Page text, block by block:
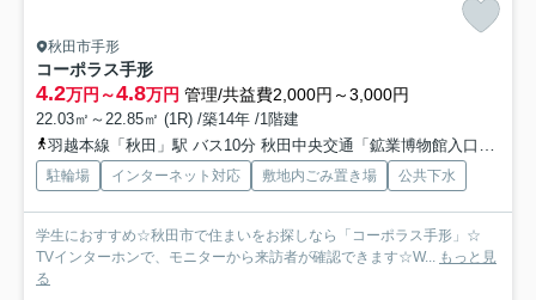
秋田市手形
コーポラス手形
4.2万円～4.8万円 管理/共益費2,000円～3,000円
22.03㎡～22.85㎡ (1R) /築14年 /1階建
羽越本線「秋田」駅 バス10分 秋田中央交通「鉱業博物館入口」 停歩3分
駐輪場 インターネット対応 敷地内ごみ置き場 公共下水
学生におすすめ☆秋田市で住まいをお探しなら「コーポラス手形」☆
TVインターホンで、モニターから来訪者が確認できます☆W...
もっと見
る